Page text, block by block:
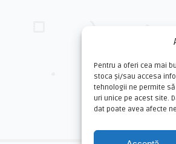
Pentru a oferi cea mai
stoca și/sau accesa
tehnologii ne permite
uri unice pe acest site.
dat poate avea afecte